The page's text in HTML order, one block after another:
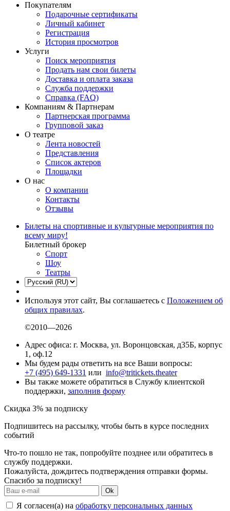
Покупателям
Подарочные сертификаты
Личный кабинет
Регистрация
История просмотров
Услуги
Поиск мероприятия
Продать нам свои билеты
Доставка и оплата заказа
Служба поддержки
Справка (FAQ)
Компаниям & Партнерам
Партнерская программа
Групповой заказ
О театре
Лента новостей
Представления
Список актеров
Площадки
О нас
О компании
Контакты
Отзывы
Билеты на спортивные и культурные мероприятия по
всему миру!
Билетный брокер
Спорт
Шоу
Театры
Используя этот сайт, Вы соглашаетесь с Положением об
общих правилах.
©2010—2026
Адрес офиса: г. Москва, ул. Воронцовская, д35Б, корпус
1, оф.12
Мы будем рады ответить на все Ваши вопросы:
+7 (495) 649-1331 или info@tritickets.theater
Вы также можете обратиться в Службу клиентской
поддержки, заполнив форму
Скидка 3% за подписку
Подпишитесь на рассылку, чтобы быть в курсе последних
событий
Что-то пошло не так, попробуйте позднее или обратитесь в
службу поддержки.
Пожалуйста, дождитесь подтверждения отправки формы.
Спасибо за подписку!
Ok
Я согласен(а) на обработку персональных данных